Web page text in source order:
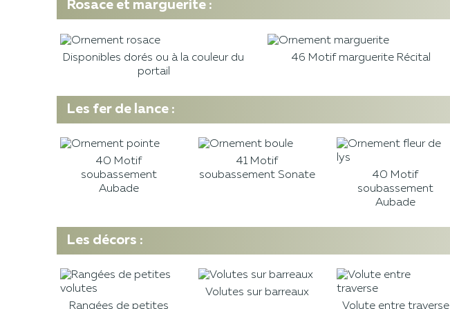
Rosace et marguerite :
Disponibles dorés ou à la couleur du
portail
46 Motif marguerite Récital
Les fer de lance :
40 Motif
soubassement
Aubade
41 Motif
soubassement Sonate
40 Motif
soubassement
Aubade
Les décors :
Rangées de petites
Volutes sur barreaux
Volute entre traverse